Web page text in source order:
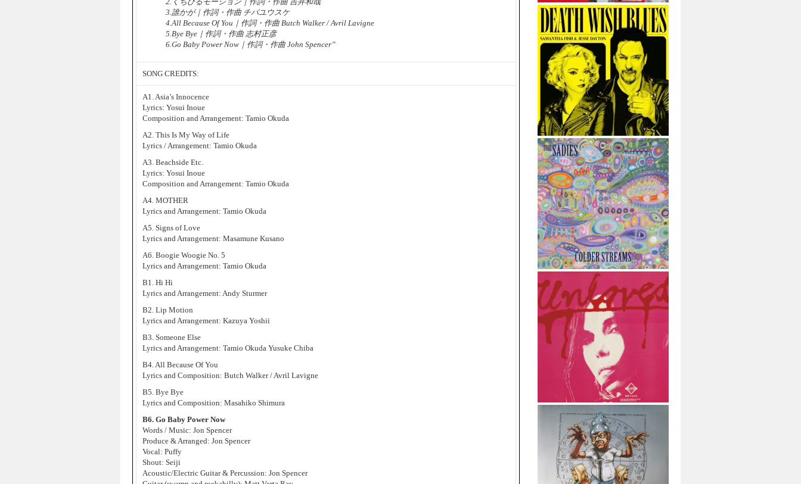
3.誰かが｜作詞・作曲 チバユウスケ
4.All Because Of You｜作詞・作曲 Butch Walker / Avril Lavigne
5.Bye Bye｜作詞・作曲 志村正彦
6.Go Baby Power Now｜作詞・作曲 John Spencer”
SONG CREDITS:
A1. Asia’s Innocence
Lyrics: Yosui Inoue
Composition and Arrangement: Tamio Okuda
A2. This Is My Way of Life
Lyrics / Arrangement: Tamio Okuda
A3. Beachside Etc.
Lyrics: Yosui Inoue
Composition and Arrangement: Tamio Okuda
A4. MOTHER
Lyrics and Arrangement: Tamio Okuda
A5. Signs of Love
Lyrics and Arrangement: Masamune Kusano
A6. Boogie Woogie No. 5
Lyrics and Arrangement: Tamio Okuda
B1. Hi Hi
Lyrics and Arrangement: Andy Sturmer
B2. Lip Motion
Lyrics and Arrangement: Kazuya Yoshii
B3. Someone Else
Lyrics and Arrangement: Tamio Okuda Yusuke Chiba
B4. All Because Of You
Lyrics and Composition: Butch Walker / Avril Lavigne
B5. Bye Bye
Lyrics and Composition: Masahiko Shimura
B6. Go Baby Power Now
Words / Music: Jon Spencer
Produce & Arranged: Jon Spencer
Vocal: Puffy
Shout: Seiji
Acoustic/Electric Guitar & Percussion: Jon Spencer